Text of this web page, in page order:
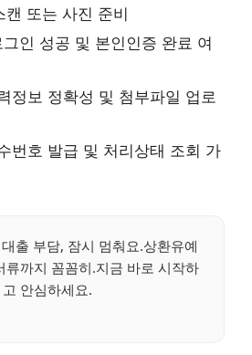
또는 사진 준비
그인 성공 및 본인인증 완료 여
정보 정확성 및 첨부파일 업로
번호 발급 및 처리상태 조회 가
출 부담, 잠시 멈춰요.상환유예
류까지 꼼꼼히.지금 바로 시작하
고 안심하세요.